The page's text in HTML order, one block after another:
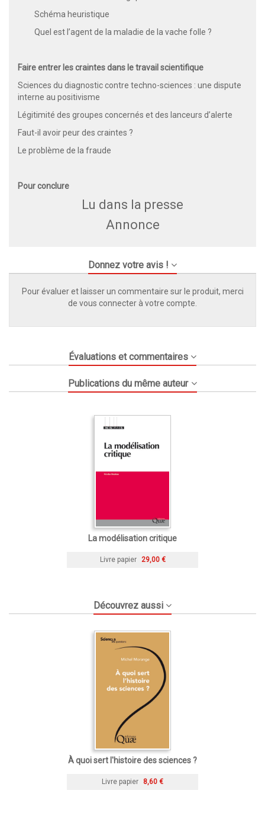
Schéma heuristique
Quel est l’agent de la maladie de la vache folle ?
Faire entrer les craintes dans le travail scientifique
Sciences du diagnostic contre techno-sciences : une dispute
interne au positivisme
Légitimité des groupes concernés et des lanceurs d’alerte
Faut-il avoir peur des craintes ?
Le problème de la fraude
Pour conclure
Lu dans la presse
Annonce
Donnez votre avis !
Pour évaluer et laisser un commentaire sur le produit, merci
de vous connecter à votre compte.
Évaluations et commentaires
Publications du même auteur
La modélisation critique
Livre papier 29,00 €
Découvrez aussi
À quoi sert l'histoire des sciences ?
Livre papier 8,60 €